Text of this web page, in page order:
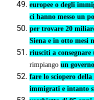
europee o degli
ci hanno messo un
per trovare 20
Siena e in otto mesi
riusciti a
rimpiango un
fare lo sciopero
immigrati e intanto